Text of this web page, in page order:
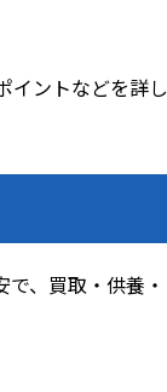
イントなどを詳し
、買取・供養・